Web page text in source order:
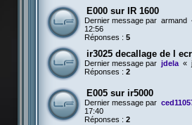
E000 sur IR 1600
Dernier message par armand
12:56
Réponses : 5
ir3025 decallage de l
Dernier message par jdela «
Réponses : 2
E005 sur ir5000
Dernier message par
17:40
Réponses : 2